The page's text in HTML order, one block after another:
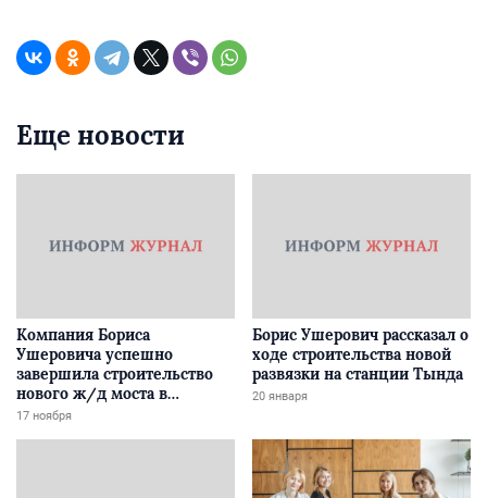
Еще новости
Компания Бориса
Ушеровича успешно
завершила строительство
нового ж/д моста в
Забайкалье
17 ноября
Борис Ушерович рассказал о
ходе строительства новой
развязки на станции Тында
20 января